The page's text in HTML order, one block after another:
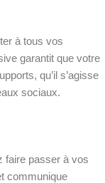
à tous vos
garantit que votre
qu’il s’agisse
sociaux.
faire passer à vos
communique